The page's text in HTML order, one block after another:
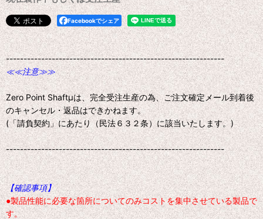
Facebookでシェア
--------------------------------------------------------------
≪≪注意≫≫
Zero Point Shaftμは、完全受注生産の為、ご注文確定メール到着後
のキャンセル・返品はできかねます。
(「請負契約」にあたり（民法６３２条）に該当いたします。)
--------------------------------------------------------------
【確認事項】
●製品性能に必要な箇所についてのみコストを集中させている製品で
す。